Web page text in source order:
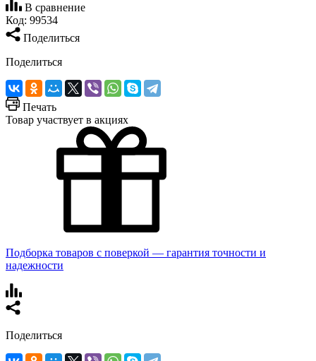
В сравнение
Код: 99534
Поделиться
Поделиться
Печать
Товар участвует в акциях
Подборка товаров с поверкой — гарантия точности и
надежности
Поделиться